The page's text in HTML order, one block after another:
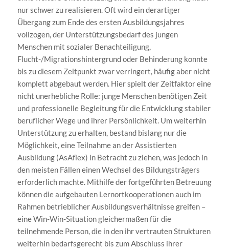
nur schwer zu realisieren. Oft wird ein derartiger
Übergang zum Ende des ersten Ausbildungsjahres
vollzogen, der Unterstützungsbedarf des jungen
Menschen mit sozialer Benachteiligung,
Flucht-/Migrationshintergrund oder Behinderung konnte
bis zu diesem Zeitpunkt zwar verringert, häufig aber nicht
komplett abgebaut werden. Hier spielt der Zeitfaktor eine
nicht unerhebliche Rolle: junge Menschen benötigen Zeit
und professionelle Begleitung für die Entwicklung stabiler
beruflicher Wege und ihrer Persönlichkeit. Um weiterhin
Unterstützung zu erhalten, bestand bislang nur die
Möglichkeit, eine Teilnahme an der Assistierten
Ausbildung (AsAflex) in Betracht zu ziehen, was jedoch in
den meisten Fällen einen Wechsel des Bildungsträgers
erforderlich machte. Mithilfe der fortgeführten Betreuung
können die aufgebauten Lernortkooperationen auch im
Rahmen betrieblicher Ausbildungsverhältnisse greifen –
eine Win-Win-Situation gleichermaßen für die
teilnehmende Person, die in den ihr vertrauten Strukturen
weiterhin bedarfsgerecht bis zum Abschluss ihrer